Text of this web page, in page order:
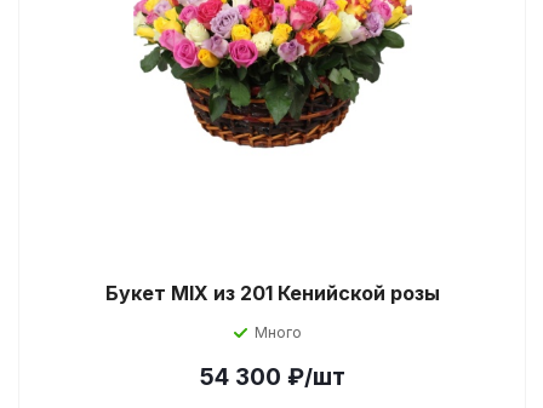
Букет MIX из 201 Кенийской розы
Много
54 300 ₽/шт